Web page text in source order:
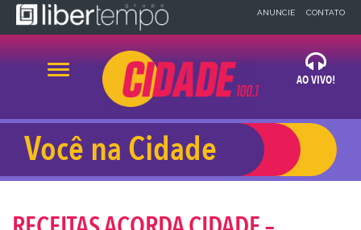
ANUNCIE CONTATO
Alternar navegação
AO VIVO!
×
BLOG
NEWS
Você na Cidade